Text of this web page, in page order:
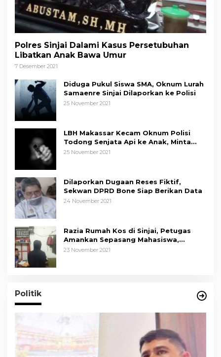
Polres Sinjai Dalami Kasus Persetubuhan
Libatkan Anak Bawa Umur
7 Desember 2021
Diduga Pukul Siswa SMA, Oknum Lurah
Samaenre Sinjai Dilaporkan ke Polisi
25 November 2021
LBH Makassar Kecam Oknum Polisi
Todong Senjata Api ke Anak, Minta
Kapolda Sulsel Tindak Tegas
25 November 2021
Dilaporkan Dugaan Reses Fiktif,
Sekwan DPRD Bone Siap Berikan Data
24 November 2021
Razia Rumah Kos di Sinjai, Petugas
Amankan Sepasang Mahasiswa,
Mengaku Berpacaran
23 November 2021
Politik